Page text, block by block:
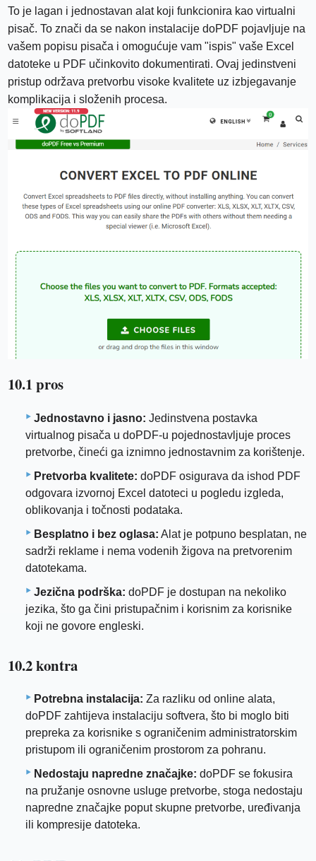
To je lagan i jednostavan alat koji funkcionira kao virtualni
pisač. To znači da se nakon instalacije doPDF pojavljuje na
vašem popisu pisača i omogućuje vam "ispis" vaše Excel
datoteke u PDF učinkovito dokumentirati. Ovaj jedinstveni
pristup održava pretvorbu visoke kvalitete uz izbjegavanje
komplikacija i složenih procesa.
10.1 pros
Jednostavno i jasno: Jedinstvena postavka
virtualnog pisača u doPDF-u pojednostavljuje proces
pretvorbe, čineći ga iznimno jednostavnim za korištenje.
Pretvorba kvalitete: doPDF osigurava da ishod PDF
odgovara izvornoj Excel datoteci u pogledu izgleda,
oblikovanja i točnosti podataka.
Besplatno i bez oglasa: Alat je potpuno besplatan, ne
sadrži reklame i nema vodenih žigova na pretvorenim
datotekama.
Jezična podrška: doPDF je dostupan na nekoliko
jezika, što ga čini pristupačnim i korisnim za korisnike
koji ne govore engleski.
10.2 kontra
Potrebna instalacija: Za razliku od online alata,
doPDF zahtijeva instalaciju softvera, što bi moglo biti
prepreka za korisnike s ograničenim administratorskim
pristupom ili ograničenim prostorom za pohranu.
Nedostaju napredne značajke: doPDF se fokusira
na pružanje osnovne usluge pretvorbe, stoga nedostaju
napredne značajke poput skupne pretvorbe, uređivanja
ili kompresije datoteka.